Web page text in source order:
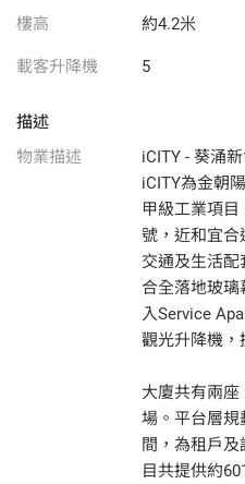
樓高
約4.2米
載客升降機 5
描述
物業描述
iCITY - 葵涌
iCITY為金朝
甲級工業項
號，近和宜合
交通及生活
合全落地玻璃
入Service
觀光升降機，
大廈共有兩
場。平台層規
間，為租戶
目共提供約